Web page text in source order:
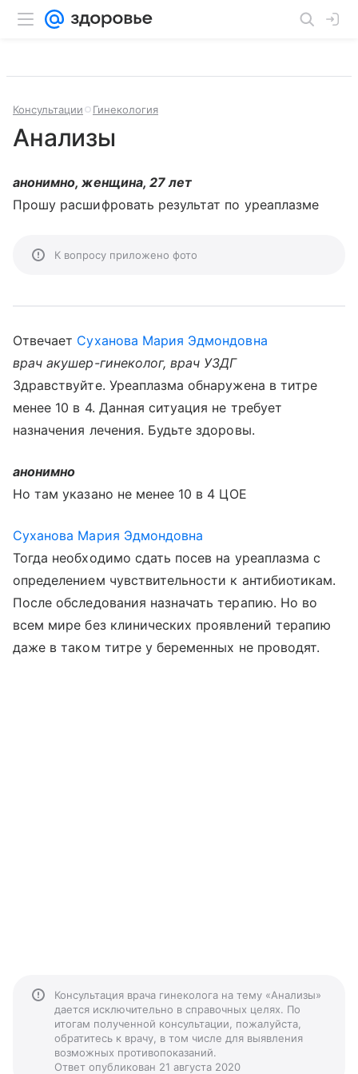
Консультации Гинекология
Анализы
анонимно, женщина, 27 лет
Прошу расшифровать результат по уреаплазме
К вопросу приложено фото
Отвечает Суханова Мария Эдмондовна
врач акушер-гинеколог, врач УЗДГ
Здравствуйте. Уреаплазма обнаружена в титре
менее 10 в 4. Данная ситуация не требует
назначения лечения. Будьте здоровы.
анонимно
Но там указано не менее 10 в 4 ЦОЕ
Суханова Мария Эдмондовна
Тогда необходимо сдать посев на уреаплазма с
определением чувствительности к антибиотикам.
После обследования назначать терапию. Но во
всем мире без клинических проявлений терапию
даже в таком титре у беременных не проводят.
Консультация врача гинеколога на тему «Анализы»
дается исключительно в справочных целях. По
итогам полученной консультации, пожалуйста,
обратитесь к врачу, в том числе для выявления
возможных противопоказаний.
Ответ опубликован 21 августа 2020